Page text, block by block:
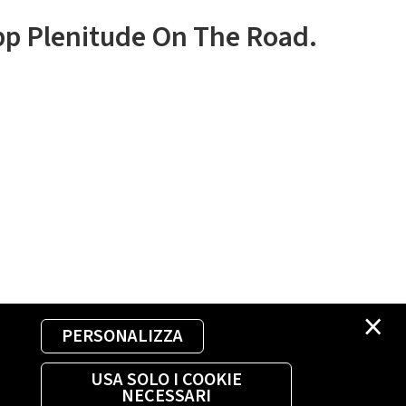
×
PERSONALIZZA
USA SOLO I COOKIE
NECESSARI
Plenitude On The Road.